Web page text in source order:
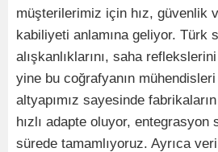
müşterilerimiz için hız, güvenlik
kabiliyeti anlamına geliyor. Türk
alışkanlıklarını, saha
yine bu coğrafyanın mühendisleri
altyapımız sayesinde
hızlı adapte oluyor,
sürede tamamlıyoruz. Ayrıca